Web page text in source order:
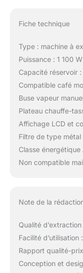
Fiche technique
Type : machine à
Puissance : 1 100
Capacité réservoir :
Compatible café
Buse vapeur
Plateau chauffe-
Affichage LCD et
Filtre de type métal
Classe énergétique
Non compatible
Note de la
Qualité d’extraction
Facilité d’utilisation :
Rapport qualité-
Conception et